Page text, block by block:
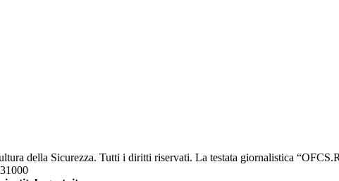
della Sicurezza. Tutti i diritti riservati. La testata giornalistica